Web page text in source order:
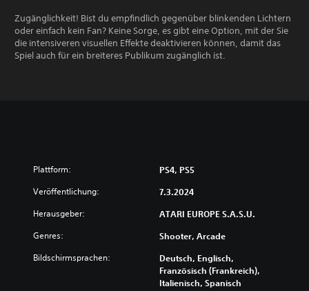
Zugänglichkeit! Bist du empfindlich gegenüber blinkenden Lichtern
oder einfach kein Fan? Keine Sorge, es gibt eine Option, mit der Sie
die intensiveren visuellen Effekte deaktivieren können, damit das
Spiel auch für ein breiteres Publikum zugänglich ist.
Plattform: PS4, PS5
Veröffentlichung: 7.3.2024
Herausgeber: ATARI EUROPE S.A.S.U.
Genres: Shooter, Arcade
Bildschirmsprachen:
Deutsch, Englisch,
Französisch (Frankreich),
Italienisch, Spanisch